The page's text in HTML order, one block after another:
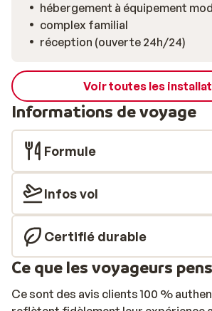
hébergement à équipement
complex familial
réception (ouverte 24h/24)
Voir toutes les
Informations de voyage
Formule
Infos vol
Certifié durable
Ce que les voyageurs
Ce sont des avis clients 100 %